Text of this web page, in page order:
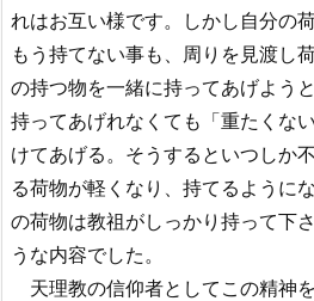
れはお互い様です。しかし自分の
もう持てない事も、周りを見渡し
の持つ物を一緒に持ってあげよう
持ってあげれなくても「重たくな
けてあげる。そうするといつしか
る荷物が軽くなり、持てるように
の荷物は教祖がしっかり持って下
うな内容でした。
天理教の信仰者としてこの精神